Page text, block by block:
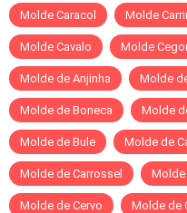
Molde Caracol Molde
Molde Cavalo Molde
Molde de Anjinha Molde
Molde de Boneca Molde
Molde de Bule Molde de
Molde de Carrossel Molde
Molde de Cervo Molde de